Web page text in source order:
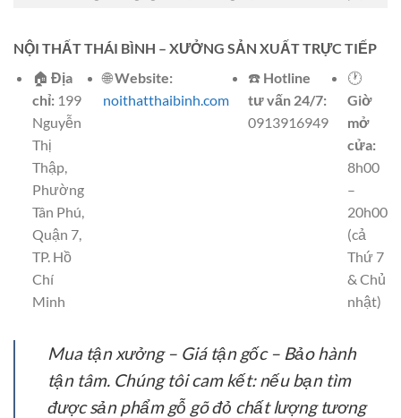
NỘI THẤT THÁI BÌNH – XƯỞNG SẢN XUẤT TRỰC TIẾP
🏠 Địa
chỉ:199
Nguyễn
Thị
Thập,
Phường
Tân Phú,
Quận 7,
TP. Hồ
Chí
Minh
🌐Website:
noithatthaibinh.com
☎️ Hotline
tư vấn 24/7:
0913916949
🕐
Giờ
mở
cửa:
8h00
–
20h00
(cả
Thứ 7
& Chủ
nhật)
Mua tận xưởng – Giá tận gốc – Bảo hành
tận tâm. Chúng tôi cam kết: nếu bạn tìm
được sản phẩm gỗ gõ đỏ chất lượng tương